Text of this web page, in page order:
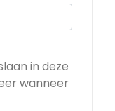
in deze
wanneer